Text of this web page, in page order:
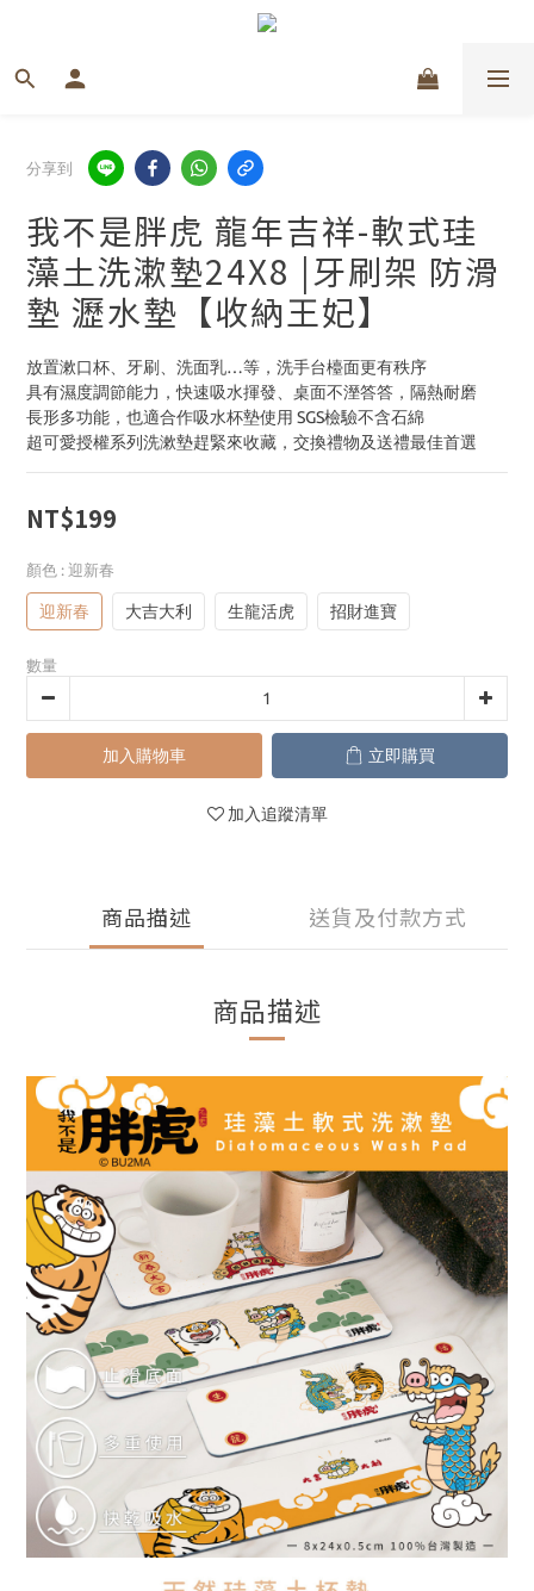
分享到
我不是胖虎 龍年吉祥-軟式珪
藻土洗漱墊24X8 |牙刷架 防滑
墊 瀝水墊【收納王妃】
放置漱口杯、牙刷、洗面乳…等，洗手台檯面更有秩序
具有濕度調節能力，快速吸水揮發、桌面不溼答答，隔熱耐磨
長形多功能，也適合作吸水杯墊使用 SGS檢驗不含石綿
超可愛授權系列洗漱墊趕緊來收藏，交換禮物及送禮最佳首選
NT$199
顏色 : 迎新春
迎新春 大吉大利 生龍活虎 招財進寶
數量
加入購物車 立即購買
加入追蹤清單
商品描述 送貨及付款方式
商品描述